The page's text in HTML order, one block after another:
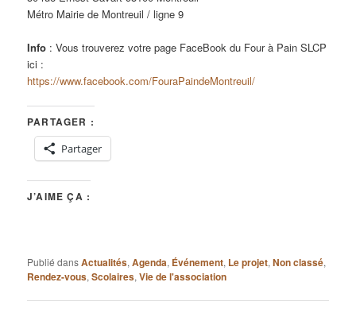
Métro Mairie de Montreuil / ligne 9
Info : Vous trouverez votre page FaceBook du Four à Pain SLCP
ici :
https://www.facebook.com/FouraPaindeMontreuil/
PARTAGER :
Partager
J’AIME ÇA :
Publié dansActualités,Agenda, Événement, Le projet,Non classé,
Rendez-vous,Scolaires,Vie de l'association